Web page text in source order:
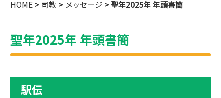
HOME > 司教 > メッセージ > 聖年2025年 年頭書簡
聖年2025年 年頭書簡
駅伝